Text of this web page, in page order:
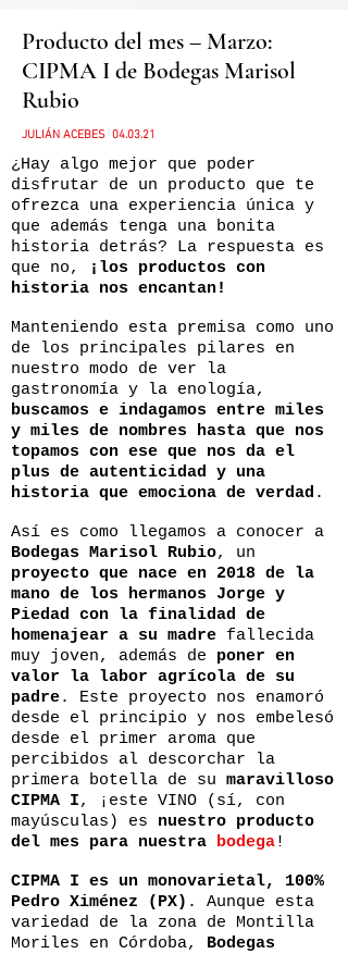
Producto del mes – Marzo:
CIPMA I de Bodegas Marisol
Rubio
JULIÁN ACEBES 04.03.21
¿Hay algo mejor que poder
disfrutar de un producto que te
ofrezca una experiencia única y
que además tenga una bonita
historia detrás? La respuesta es
que no,
¡los productos con
historia nos encantan!
Manteniendo esta premisa como uno
de los principales pilares en
nuestro modo de ver la
gastronomía y la enología,
buscamos e indagamos entre miles
y miles de nombres hasta que nos
topamos con ese que nos da el
plus de autenticidad y una
historia que emociona de verdad .
Así es como llegamos a conocer a
Bodegas Marisol Rubio, un
proyecto que nace en 2018 de la
mano de los hermanos Jorge y
Piedad con la finalidad de
homenajear a su madre fallecida
muy joven, además de poner en
valor la labor agrícola de su
padre. Este proyecto nos enamoró
desde el principio y nos embelesó
desde el primer aroma que
percibidos al descorchar la
primera botella de su maravilloso
CIPMA I, ¡este VINO (sí, con
mayúsculas) es nuestro producto
del mes para nuestra bodega!
CIPMA I es un monovarietal, 100%
Pedro Ximénez (PX) . Aunque esta
variedad de la zona de Montilla
Moriles en Córdoba, Bodegas